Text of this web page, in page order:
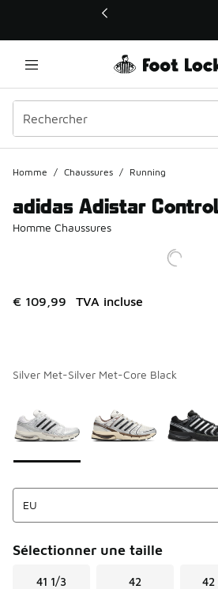
Ce lien ouvrira une nouvelle fenêtre
Homme / Chaussures / Running
adidas Adistar
Homme Chaussures
€ 109,99 TVA incluse
Silver Met-Silver Met-Core Black
Sélectionner une taille
41 1/3 42 42